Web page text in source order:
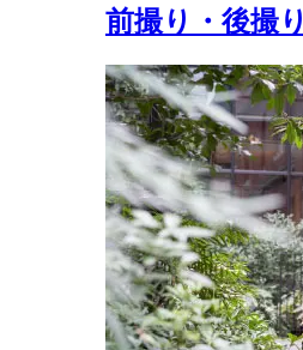
前撮り・後撮り